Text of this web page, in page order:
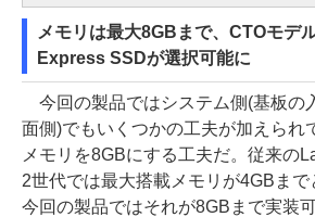
メモリは最大8GBまで、CTOモデ
Express SSDが選択可能に
今回の製品ではシステム側(基板の
面側)でもいくつかの工夫が加えられ
メモリを8GBにする工夫だ。従来の
2世代では最大搭載メモリが4GBまで
今回の製品ではそれが8GBまで実装